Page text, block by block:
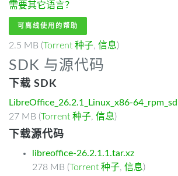
需要其它语言？
可离线使用的帮助
2.5 MB (Torrent 种子, 信息)
SDK 与源代码
下载 SDK
LibreOffice_26.2.1_Linux_x86-
27 MB (Torrent 种子, 信息)
下载源代码
libreoffice-26.2.1.1.tar.xz
278 MB (Torrent 种子, 信息)